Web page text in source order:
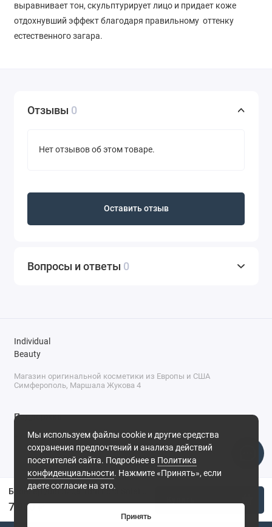
7 900 ₽
выравнивает тон, скульптурирует лицо и придает коже
отдохнувший эффект благодаря правильному оттенку
естественного загара.
Отзывы 0
Нет отзывов об этом товаре.
Оставить отзыв
Вопросы и ответы 0
Мы используем файлы cookie и другие средства
сохранения предпочтений и анализа действий
посетителей сайта. Подробнее в Политика
конфиденциальности. Нажмите «Принять», если
даете согласие на это.
Принять
Individual
Beauty
Магазин оригинальной косметики из Европы и США
Симферополь, Маршала Жукова 4
Поддержка
+7 (978) 586-46-46
ПН-ПТ: 9:00 - 18:00
Суббота: 9:00 - 17:00
Воскресенье: выходной
Симферополь, ул. Маршала Жукова, 4